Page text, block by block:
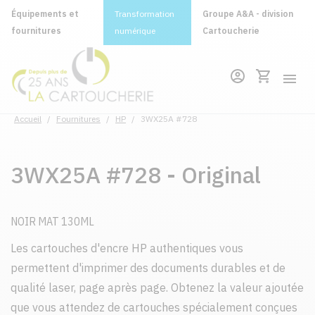
Équipements et
fournitures
Transformation
numérique
Groupe A&A - division
Cartoucherie
Accueil / Fournitures / HP / 3WX25A #728
3WX25A #728 - Original
NOIR MAT 130ML
Les cartouches d'encre HP authentiques vous
permettent d'imprimer des documents durables et de
qualité laser, page après page. Obtenez la valeur ajoutée
que vous attendez de cartouches spécialement conçues